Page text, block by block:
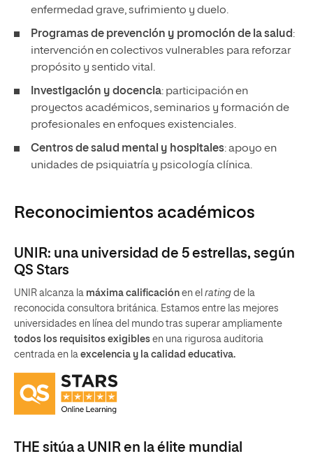
enfermedad grave, sufrimiento y duelo.
Programas de prevención y promoción de la salud:
intervención en colectivos vulnerables para reforzar
propósito y sentido vital.
Investigación y docencia: participación en
proyectos académicos, seminarios y formación de
profesionales en enfoques existenciales.
Centros de salud mental y hospitales: apoyo en
unidades de psiquiatría y psicología clínica.
Reconocimientos académicos
UNIR: una universidad de 5 estrellas, según
QS Stars
UNIR alcanza la máxima calificación en el rating de la
reconocida consultora británica. Estamos entre las mejores
universidades en línea del mundo tras superar ampliamente
todos los requisitos exigibles en una rigurosa auditoria
centrada en la excelencia y la calidad educativa.
THE sitúa a UNIR en la élite mundial